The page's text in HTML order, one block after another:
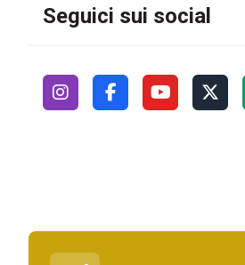
Seguici sui social